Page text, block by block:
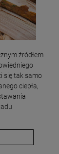
źródłem
się tak samo
ciepła,